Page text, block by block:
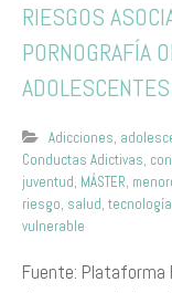
RIESGOS
PORNOGRAFÍA
ADOLESCENTES
Adicciones,
Conductas Adictivas,
juventud, MÁSTER,
riesgo, salud,
vulnerable
Fuente: Plataforma